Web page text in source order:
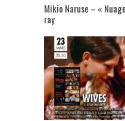
Mikio Naruse – «
ray